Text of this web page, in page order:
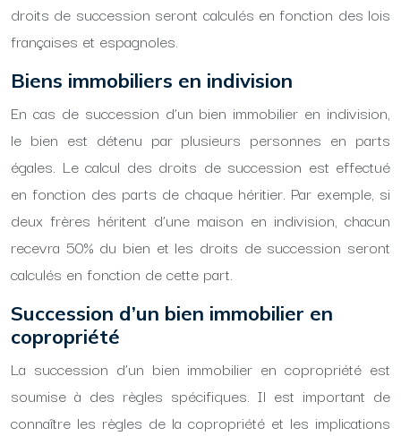
droits de succession seront calculés en fonction des lois
françaises et espagnoles.
Biens immobiliers en indivision
En cas de succession d’un bien immobilier en indivision,
le bien est détenu par plusieurs personnes en parts
égales. Le calcul des droits de succession est effectué
en fonction des parts de chaque héritier. Par exemple, si
deux frères héritent d’une maison en indivision, chacun
recevra 50% du bien et les droits de succession seront
calculés en fonction de cette part.
Succession d’un bien immobilier en
copropriété
La succession d’un bien immobilier en copropriété est
soumise à des règles spécifiques. Il est important de
connaître les règles de la copropriété et les implications